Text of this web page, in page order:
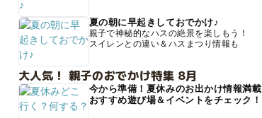
夏の朝に早起きしておでかけ♪
親子で神秘的なハスの絶景を楽しもう！
スイレンとの違い＆ハスまつり情報も
大人気！ 親子のおでかけ特集 8月
今から準備！夏休みのお出かけ情報満載
おすすめ遊び場＆イベントをチェック！